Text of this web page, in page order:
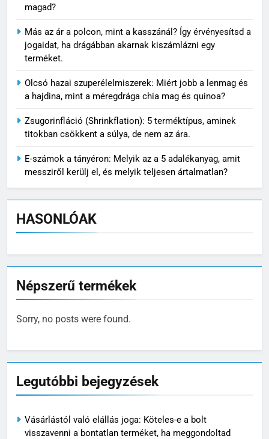
magad?
Más az ár a polcon, mint a kasszánál? Így érvényesítsd a
jogaidat, ha drágábban akarnak kiszámlázni egy
terméket.
Olcsó hazai szuperélelmiszerek: Miért jobb a lenmag és
a hajdina, mint a méregdrága chia mag és quinoa?
Zsugorinfláció (Shrinkflation): 5 terméktípus, aminek
titokban csökkent a súlya, de nem az ára.
E-számok a tányéron: Melyik az a 5 adalékanyag, amit
messziről kerülj el, és melyik teljesen ártalmatlan?
HASONLÓAK
Népszerű termékek
Sorry, no posts were found.
Legutóbbi bejegyzések
Vásárlástól való elállás joga: Köteles-e a bolt
visszavenni a bontatlan terméket, ha meggondoltad